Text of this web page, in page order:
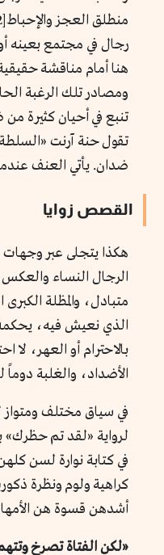
رجال في مجتمع بعينه
هنا أمام مناقشة حقيقية
ومصادر تلك الرغبة
تنبع في أحيان كثيرة
تقول حنة آرنت
ضدان. يأتي العنف
القصص زوايا
هكذا يتجلى عبر وجهات
الرجال النساء
متبادل، والمظلة
الذي نعيش فيه،
بالاحترام أو العهر،
الأضداد، والغلبة
في سياق مختلف ومتواز
لرواية «لقد تم حظرك»
في كتابة نوارة لسن
كراهية ولوم ونظرة
أشدهن قسوة هن
«لكن الفتاة تصرخ